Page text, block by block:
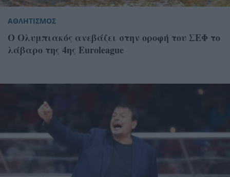
ΑΘΛΗΤΙΣΜΟΣ
Ο Ολυμπιακός ανεβάζει στην οροφή του ΣΕΦ το
λάβαρο της 4ης Euroleague